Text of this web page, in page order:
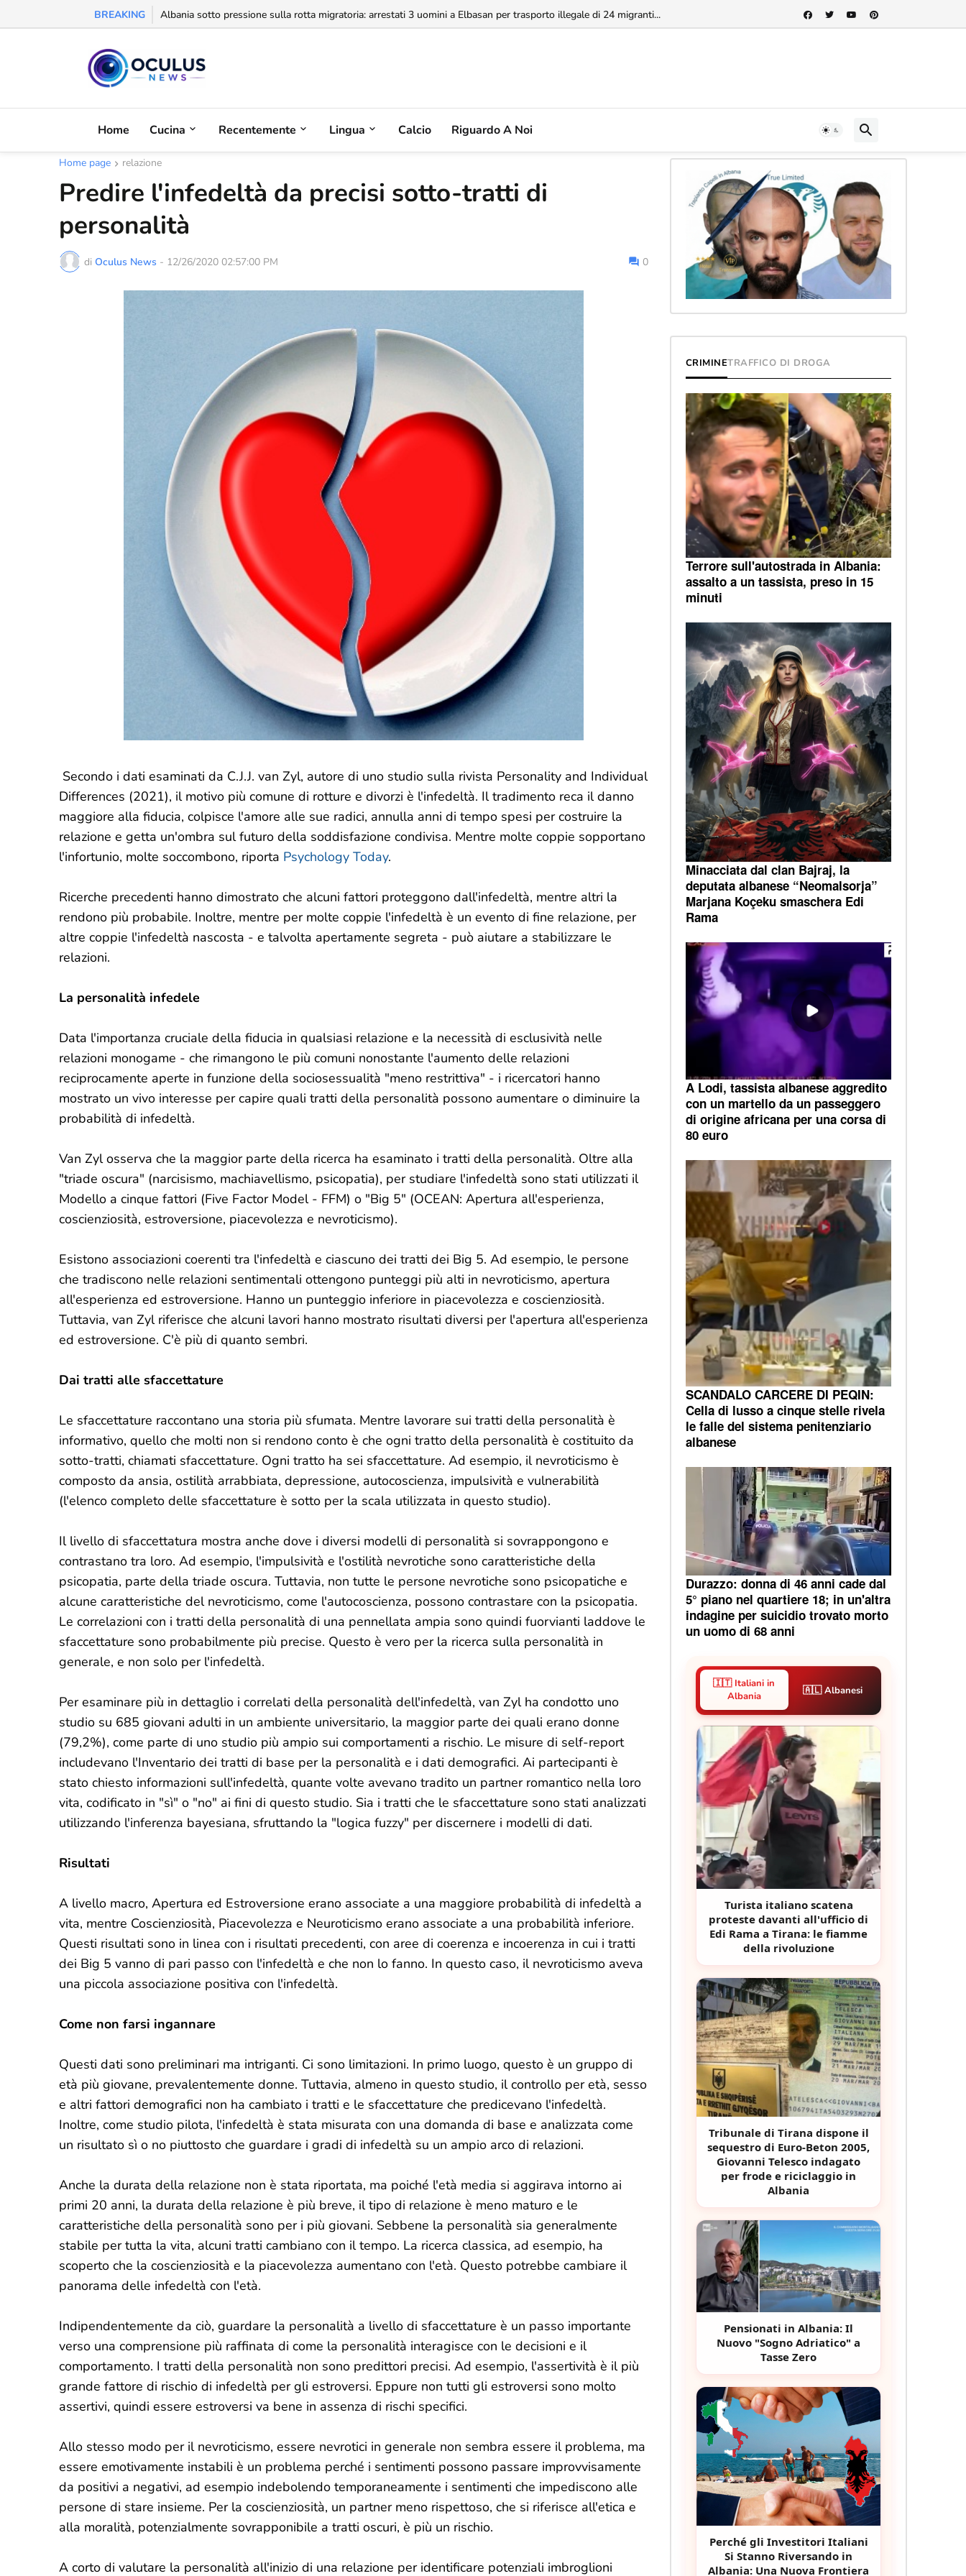
BREAKING Behgjet Pacolli: "Se sarà revocata la concessione dell'Aeroporto di Valona, MABCO ricorrerà all'arbitrato internazionale"...
Home Cucina Recentemente Lingua Calcio Riguardo A Noi
Home page relazione
Predire l'infedeltà da precisi sotto-tratti di
personalità
di Oculus News - 12/26/2020 02:57:00 PM 0
Secondo i dati esaminati da C.J.J. van Zyl, autore di uno studio sulla rivista Personality and Individual
Differences (2021), il motivo più comune di rotture e divorzi è l'infedeltà. Il tradimento reca il danno
maggiore alla fiducia, colpisce l'amore alle sue radici, annulla anni di tempo spesi per costruire la
relazione e getta un'ombra sul futuro della soddisfazione condivisa. Mentre molte coppie sopportano
l'infortunio, molte soccombono, riporta Psychology Today.
Ricerche precedenti hanno dimostrato che alcuni fattori proteggono dall'infedeltà, mentre altri la
rendono più probabile. Inoltre, mentre per molte coppie l'infedeltà è un evento di fine relazione, per
altre coppie l'infedeltà nascosta - e talvolta apertamente segreta - può aiutare a stabilizzare le
relazioni.
La personalità infedele
Data l'importanza cruciale della fiducia in qualsiasi relazione e la necessità di esclusività nelle
relazioni monogame - che rimangono le più comuni nonostante l'aumento delle relazioni
reciprocamente aperte in funzione della sociosessualità "meno restrittiva" - i ricercatori hanno
mostrato un vivo interesse per capire quali tratti della personalità possono aumentare o diminuire la
probabilità di infedeltà.
Van Zyl osserva che la maggior parte della ricerca ha esaminato i tratti della personalità. Oltre alla
"triade oscura" (narcisismo, machiavellismo, psicopatia), per studiare l'infedeltà sono stati utilizzati il ​​
Modello a cinque fattori (Five Factor Model - FFM) o "Big 5" (OCEAN: Apertura all'esperienza,
coscienziosità, estroversione, piacevolezza e nevroticismo).
Esistono associazioni coerenti tra l'infedeltà e ciascuno dei tratti dei Big 5. Ad esempio, le persone
che tradiscono nelle relazioni sentimentali ottengono punteggi più alti in nevroticismo, apertura
all'esperienza ed estroversione. Hanno un punteggio inferiore in piacevolezza e coscienziosità.
Tuttavia, van Zyl riferisce che alcuni lavori hanno mostrato risultati diversi per l'apertura all'esperienza
ed estroversione. C'è più di quanto sembri.
Dai tratti alle sfaccettature
Le sfaccettature raccontano una storia più sfumata. Mentre lavorare sui tratti della personalità è
informativo, quello che molti non si rendono conto è che ogni tratto della personalità è costituito da
sotto-tratti, chiamati sfaccettature. Ogni tratto ha sei sfaccettature. Ad esempio, il nevroticismo è
composto da ansia, ostilità arrabbiata, depressione, autocoscienza, impulsività e vulnerabilità
(l'elenco completo delle sfaccettature è sotto per la scala utilizzata in questo studio).
Il livello di sfaccettatura mostra anche dove i diversi modelli di personalità si sovrappongono e
contrastano tra loro. Ad esempio, l'impulsività e l'ostilità nevrotiche sono caratteristiche della
psicopatia, parte della triade oscura. Tuttavia, non tutte le persone nevrotiche sono psicopatiche e
alcune caratteristiche del nevroticismo, come l'autocoscienza, possono contrastare con la psicopatia.
Le correlazioni con i tratti della personalità di una pennellata ampia sono quindi fuorvianti laddove le
sfaccettature sono probabilmente più precise. Questo è vero per la ricerca sulla personalità in
generale, e non solo per l'infedeltà.
Per esaminare più in dettaglio i correlati della personalità dell'infedeltà, van Zyl ha condotto uno
studio su 685 giovani adulti in un ambiente universitario, la maggior parte dei quali erano donne
(79,2%), come parte di uno studio più ampio sui comportamenti a rischio. Le misure di self-report
includevano l'Inventario dei tratti di base per la personalità e i dati demografici. Ai partecipanti è
stato chiesto informazioni sull'infedeltà, quante volte avevano tradito un partner romantico nella loro
vita, codificato in "sì" o "no" ai fini di questo studio. Sia i tratti che le sfaccettature sono stati analizzati
utilizzando l'inferenza bayesiana, sfruttando la "logica fuzzy" per discernere i modelli di dati.
Risultati
A livello macro, Apertura ed Estroversione erano associate a una maggiore probabilità di infedeltà a
vita, mentre Coscienziosità, Piacevolezza e Neuroticismo erano associate a una probabilità inferiore.
Questi risultati sono in linea con i risultati precedenti, con aree di coerenza e incoerenza in cui i tratti
dei Big 5 vanno di pari passo con l'infedeltà e che non lo fanno. In questo caso, il nevroticismo aveva
una piccola associazione positiva con l'infedeltà.
Come non farsi ingannare
Questi dati sono preliminari ma intriganti. Ci sono limitazioni. In primo luogo, questo è un gruppo di
età più giovane, prevalentemente donne. Tuttavia, almeno in questo studio, il controllo per età, sesso
e altri fattori demografici non ha cambiato i tratti e le sfaccettature che predicevano l'infedeltà.
Inoltre, come studio pilota, l'infedeltà è stata misurata con una domanda di base e analizzata come
un risultato sì o no piuttosto che guardare i gradi di infedeltà su un ampio arco di relazioni.
Anche la durata della relazione non è stata riportata, ma poiché l'età media si aggirava intorno ai
primi 20 anni, la durata della relazione è più breve, il tipo di relazione è meno maturo e le
caratteristiche della personalità sono per i più giovani. Sebbene la personalità sia generalmente
stabile per tutta la vita, alcuni tratti cambiano con il tempo. La ricerca classica, ad esempio, ha
scoperto che la coscienziosità e la piacevolezza aumentano con l'età. Questo potrebbe cambiare il
panorama delle infedeltà con l'età.
Indipendentemente da ciò, guardare la personalità a livello di sfaccettature è un passo importante
verso una comprensione più raffinata di come la personalità interagisce con le decisioni e il
comportamento. I tratti della personalità non sono predittori precisi. Ad esempio, l'assertività è il più
grande fattore di rischio di infedeltà per gli estroversi. Eppure non tutti gli estroversi sono molto
assertivi, quindi essere estroversi va bene in assenza di rischi specifici.
Allo stesso modo per il nevroticismo, essere nevrotici in generale non sembra essere il problema, ma
essere emotivamente instabili è un problema perché i sentimenti possono passare improvvisamente
da positivi a negativi, ad esempio indebolendo temporaneamente i sentimenti che impediscono alle
persone di stare insieme. Per la coscienziosità, un partner meno rispettoso, che si riferisce all'etica e
alla moralità, potenzialmente sovrapponibile a tratti oscuri, è più un rischio.
A corto di valutare la personalità all'inizio di una relazione per identificare potenziali imbroglioni
CRIMINETRAFFICO DI DROGA
Terrore sull'autostrada in Albania:
assalto a un tassista, preso in 15
minuti
Minacciata dal clan Bajraj, la
deputata albanese “Neomalsorja”
Marjana Koçeku smaschera Edi
Rama
A Lodi, tassista albanese aggredito
con un martello da un passeggero
di origine africana per una corsa di
80 euro
SCANDALO CARCERE DI PEQIN:
Cella di lusso a cinque stelle rivela
le falle del sistema penitenziario
albanese
Durazzo: donna di 46 anni cade dal
5° piano nel quartiere 18; in un'altra
indagine per suicidio trovato morto
un uomo di 68 anni
🇮🇹 Italiani in
Albania
🇦🇱 Albanesi
Turista italiano scatena
proteste davanti all'ufficio di
Edi Rama a Tirana: le fiamme
della rivoluzione
Tribunale di Tirana dispone il
sequestro di Euro-Beton 2005,
Giovanni Telesco indagato
per frode e riciclaggio in
Albania
Pensionati in Albania: Il
Nuovo "Sogno Adriatico" a
Tasse Zero
Perché gli Investitori Italiani
Si Stanno Riversando in
Albania: Una Nuova Frontiera